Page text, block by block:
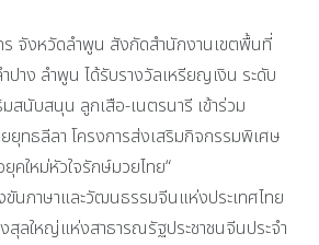
ร จังหวัดลำพูน สังกัดสำนักงานเขตพื้นที่
าง ลำพูน ได้รับรางวัลเหรียญเงิน ระดับ
มสนับสนุน ลูกเสือ-เนตรนารี เข้าร่วม
ยุทธลีลา โครงการส่งเสริมกิจกรรมพิเศษ
คใหม่หัวใจรักษ์มวยไทย“
นภาษาและวัฒนธรรมจีนแห่งประเทศไทย​
สุลใหญ่แห่งสาธารณรัฐประชาชนจีน​ประจำ